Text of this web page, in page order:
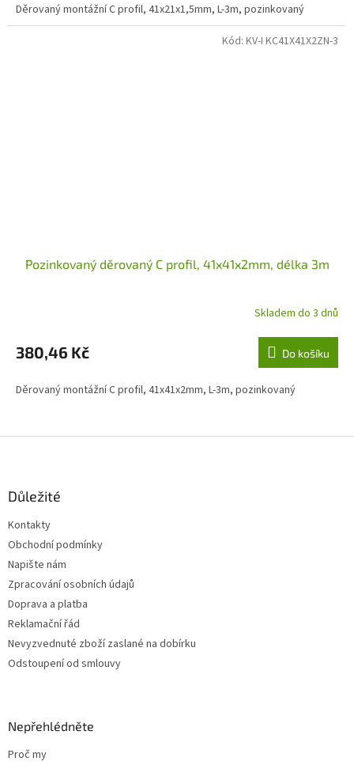
Děrovaný montážní C profil, 41x21x1,5mm, L-3m, pozinkovaný
Pozinkovaný děrovaný C profil, 41x41x2mm, délka 3m
Skladem do 3 dnů
380,46 Kč Do košíku
Děrovaný montážní C profil, 41x41x2mm, L-3m, pozinkovaný
Kód: KV-I KC41X41X2ZN-3
Důležité
Kontakty
Obchodní podmínky
Napište nám
Zpracování osobních údajů
Doprava a platba
Reklamační řád
Nevyzvednuté zboží zaslané na dobírku
Odstoupení od smlouvy
Nepřehlédněte
Proč my